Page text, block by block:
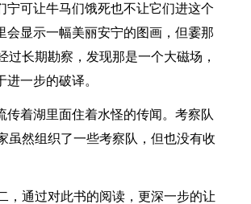
宁可让牛马们饿死也不让它们进这个
会显示一幅美丽安宁的图画，但霎那
长期勘察，发现那是一个大磁场，
一步的破译。
传着湖里面住着水怪的传闻。考察队
虽然组织了一些考察队，但也没有收
，通过对此书的阅读，更深一步的让